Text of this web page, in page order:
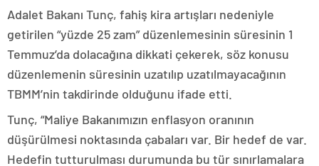
Adalet Bakanı Tunç, fahiş kira artışları nedeniyle
getirilen “yüzde 25 zam” düzenlemesinin süresinin 1
Temmuz’da dolacağına dikkati çekerek, söz konusu
düzenlemenin süresinin uzatılıp uzatılmayacağının
TBMM’nin takdirinde olduğunu ifade etti.
Tunç, “Maliye Bakanımızın enflasyon oranının
düşürülmesi noktasında çabaları var. Bir hedef de var.
Hedefin tutturulması durumunda bu tür sınırlamalara